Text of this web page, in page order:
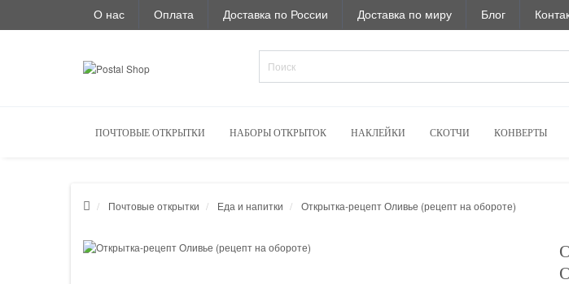
О нас Оплата Доставка по России Доставка по миру Блог
ПОЧТОВЫЕ ОТКРЫТКИ НАБОРЫ ОТКРЫТОК НАКЛЕЙКИ СКОТЧИ КОНВЕРТЫ
Почтовые открытки Еда и напитки Открытка-рецепт Оливье (рецепт на обороте)